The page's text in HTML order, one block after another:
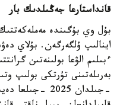
قانداستارعا جەڭىلدىك بار
بۇل وي بۇگىندە
اينالىپ ۇلگەرگەن. بۇلاي